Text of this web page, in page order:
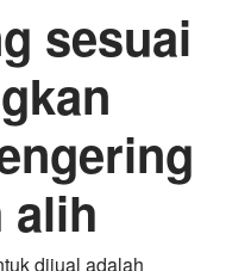
sesuai
alih
dijual adalah